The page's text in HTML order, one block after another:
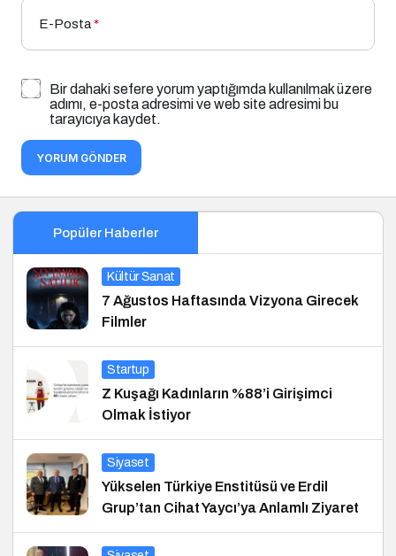
E-Posta*
Bir dahaki sefere yorum yaptığımda kullanılmak üzere
adımı, e-posta adresimi ve web site adresimi bu
tarayıcıya kaydet.
YORUM GÖNDER
Popüler Haberler
Kültür Sanat
7 Ağustos Haftasında Vizyona Girecek
Filmler
Startup
Z Kuşağı Kadınların %88’i Girişimci
Olmak İstiyor
Siyaset
Yükselen Türkiye Enstitüsü ve Erdil
Grup’tan Cihat Yaycı’ya Anlamlı Ziyaret